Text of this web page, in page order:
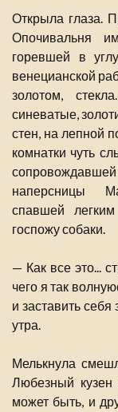
Открыла глаза.
Опочивальня
горевшей в
венецианской
золотом,
синеватые,
стен, на лепной
комнатки чуть
наперсницы
спавшей
госпожу собаки.
— Как все это...
чего я так
и заставить
утра.
Мелькнула
Любезный кузен
может быть, и